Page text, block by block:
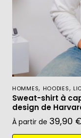
HOMMES, HOODIES,
Sweat-shirt à
design de
À partir de 39,90